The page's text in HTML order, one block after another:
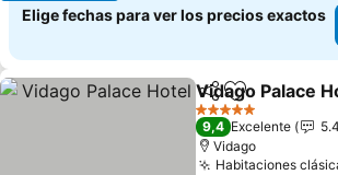
Elige fechas para ver los precios exactos
CompartirAgregar a
Vidago Palace
5 Estrellas
9,4 Excelente
Vidago
Habitaciones